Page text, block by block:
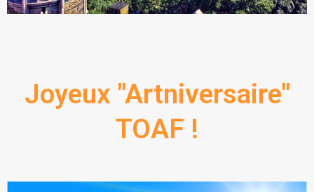
Joyeux "Artniversaire"
TOAF !